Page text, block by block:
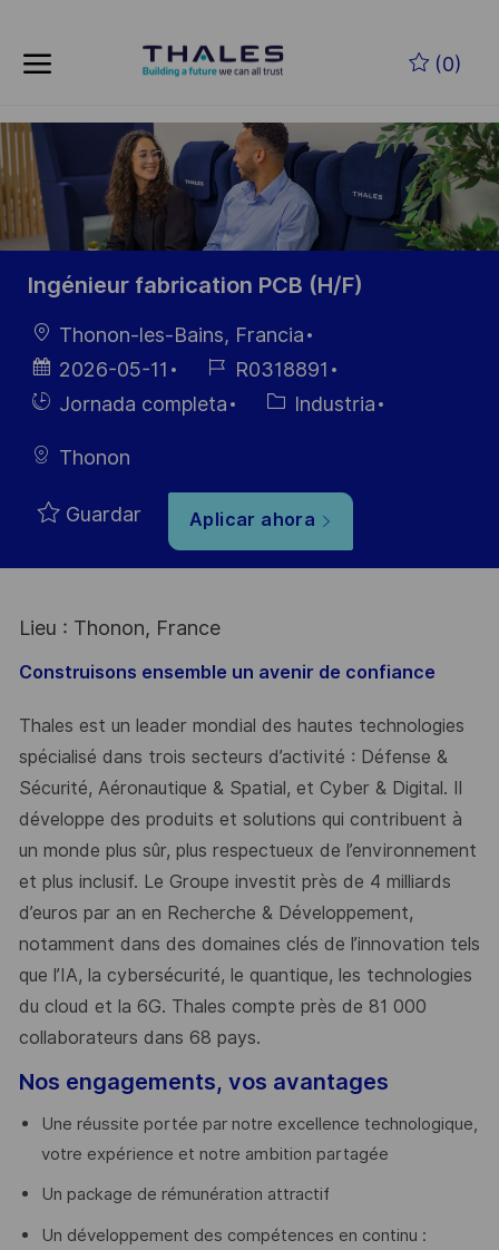
(0)
-
Ingénieur fabrication PCB (H/F)
Ubicación
Thonon-les-Bains, Francia
Fecha de
publicación
2026-05-11
ID de
empleo
R0318891
HiringJornada completa Categoría
Industria
Thonon
Guardar Aplicar ahora
Lieu : Thonon, France
Construisons ensemble un avenir de confiance
Thales est un leader mondial des hautes technologies
spécialisé dans trois secteurs d’activité : Défense &
Sécurité, Aéronautique & Spatial, et Cyber & Digital. Il
développe des produits et solutions qui contribuent à
un monde plus sûr, plus respectueux de l’environnement
et plus inclusif. Le Groupe investit près de 4 milliards
d’euros par an en Recherche & Développement,
notamment dans des domaines clés de l’innovation tels
que l’IA, la cybersécurité, le quantique, les technologies
du cloud et la 6G. Thales compte près de 81 000
collaborateurs dans 68 pays.
Nos engagements, vos avantages
Une réussite portée par notre excellence technologique,
votre expérience et notre ambition partagée
Un package de rémunération attractif
Un développement des compétences en continu :